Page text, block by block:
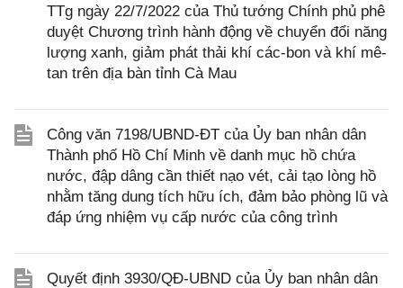
TTg ngày 22/7/2022 của Thủ tướng Chính phủ phê
duyệt Chương trình hành động về chuyển đổi năng
lượng xanh, giảm phát thải khí các-bon và khí mê-
tan trên địa bàn tỉnh Cà Mau
Công văn 7198/UBND-ĐT của Ủy ban nhân dân
Thành phố Hồ Chí Minh về danh mục hồ chứa
nước, đập dâng cần thiết nạo vét, cải tạo lòng hồ
nhằm tăng dung tích hữu ích, đảm bảo phòng lũ và
đáp ứng nhiệm vụ cấp nước của công trình
Quyết định 3930/QĐ-UBND của Ủy ban nhân dân